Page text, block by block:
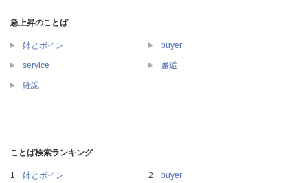
急上昇のことば
姉とボイン buyer
service 邂逅
確認
ことば検索ランキング
姉とボイン
buyer